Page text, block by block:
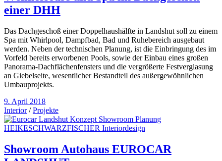
einer DHH
Das Dachgeschoß einer Doppelhaushälfte in Landshut soll zu einem
Spa mit Whirlpool, Dampfbad, Bad und Ruhebereich ausgebaut
werden. Neben der technischen Planung, ist die Einbringung des im
Vorfeld bereits erworbenen Pools, sowie der Einbau eines großen
Panorama-Dachflächenfensters und die vergrößerte Festverglasung
an Giebelseite, wesentlicher Bestandteil des außergewöhnlichen
Umbauprojekts.
9. April 2018
Interior/Projekte
Showroom Autohaus EUROCAR